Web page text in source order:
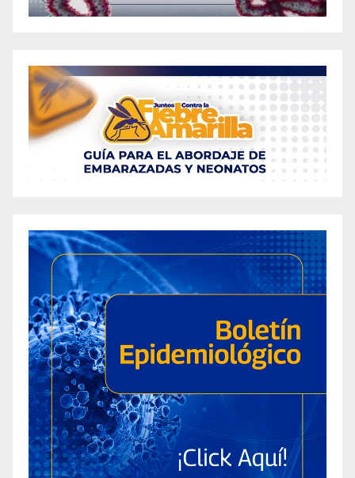
«Apple Cider Vinegar Gummy Supplement: A
«Apple Cider Vinegar Gummies: A Promising
Aid in Weight Loss Journey» [5f2mzdmlv]
Apple Cider Vinegar and Baking Soda for
Weight Loss: Effective Methods for Seniors
Over 60 [sudaoeabb]
Apple Cider Vinegar Recipe for Weight Loss: 7
Apple Cider Vinegar Shot Recipe for Weight
Loss: Top 3 Methods Recommended for
Diabetics [9fjyaornd]
Are Bliss Max + Keto ACV Gummies the Secret
to Effective Weight Loss? A Comprehensive
Review [uzogi9kio]
Exploring the Potential of CBD Gummies for
Weight Loss [oipqo3mp2]
The Impact of CBD Gummies on Weight Loss
[lwydw3mk4]
Are Gummies Safe for Weight Loss? An In-